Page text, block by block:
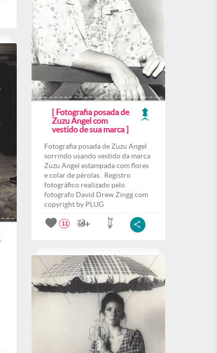
[ Fotografia posada de
Zuzu Angel com
vestido de sua marca ]
Fotografia posada de Zuzu Angel
sorrindo usando vestido da marca
Zuzu Angel estampada com flores
e colar de pérolas . Registro
fotográfico realizado pelo
fotografo David Drew Zingg com
copyright by PLUG
11